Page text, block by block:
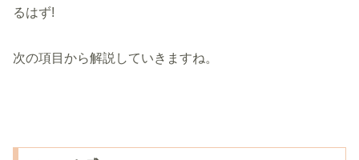
るはず!
次の項目から解説していきますね。